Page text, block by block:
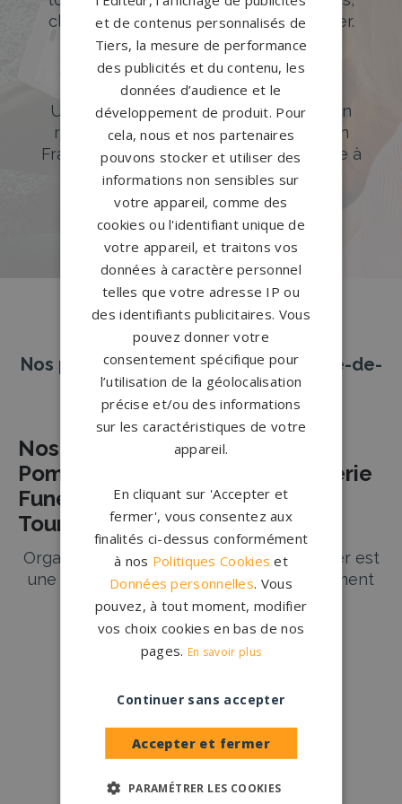
classiques ou originales à personnaliser.
DÉCOUVREZ NOTRE CATALOGUE
Accompagnement sur-mesure
Un accompagnement sur mesure et un
réseau de 1200 partenaires partout en
France. Personnalisation avancée grâce à
notre configurateur 3D en ligne.
PERSONNALISEZ VOTRE MONUMENT
Nos pierres tombales à Sainte-Maure-de-
Touraine
Nos Partenaires Agences de
Pompes Funèbres et de Marbrerie
Funéraire à Sainte-Maure-de-
Touraine
Organiser des obsèques pour un être cher est
une épreuve complexe et émotionnellement
difficile. Nos partenaires marbriers et pompes
funèbres à Sainte-Maure-de-Touraine sont là
pour vous accompagner dans ces moments
délicats. En offrant des services funéraires
pris en compte avec le plus grand soin et
respect.
Services Funéraires Complets à
Sainte-Maure-de-Touraine
Lire plus →
Conception française
Qui sommes-nous ?
et de contenus personnalisés de
Tiers, la mesure de performance
des publicités et du contenu, les
données d’audience et le
développement de produit. Pour
cela, nous et nos partenaires
pouvons stocker et utiliser des
informations non sensibles sur
votre appareil, comme des
cookies ou l'identifiant unique de
votre appareil, et traitons vos
données à caractère personnel
telles que votre adresse IP ou
des identifiants publicitaires. Vous
pouvez donner votre
consentement spécifique pour
l’utilisation de la géolocalisation
précise et/ou des informations
sur les caractéristiques de votre
appareil.
En cliquant sur 'Accepter et
fermer', vous consentez aux
finalités ci-dessus conformément
à nos Politiques Cookies et
Données personnelles. Vous
pouvez, à tout moment, modifier
vos choix cookies en bas de nos
pages. En savoir plus
Accepter et fermer
Continuer sans accepter
PARAMÉTRER LES COOKIES